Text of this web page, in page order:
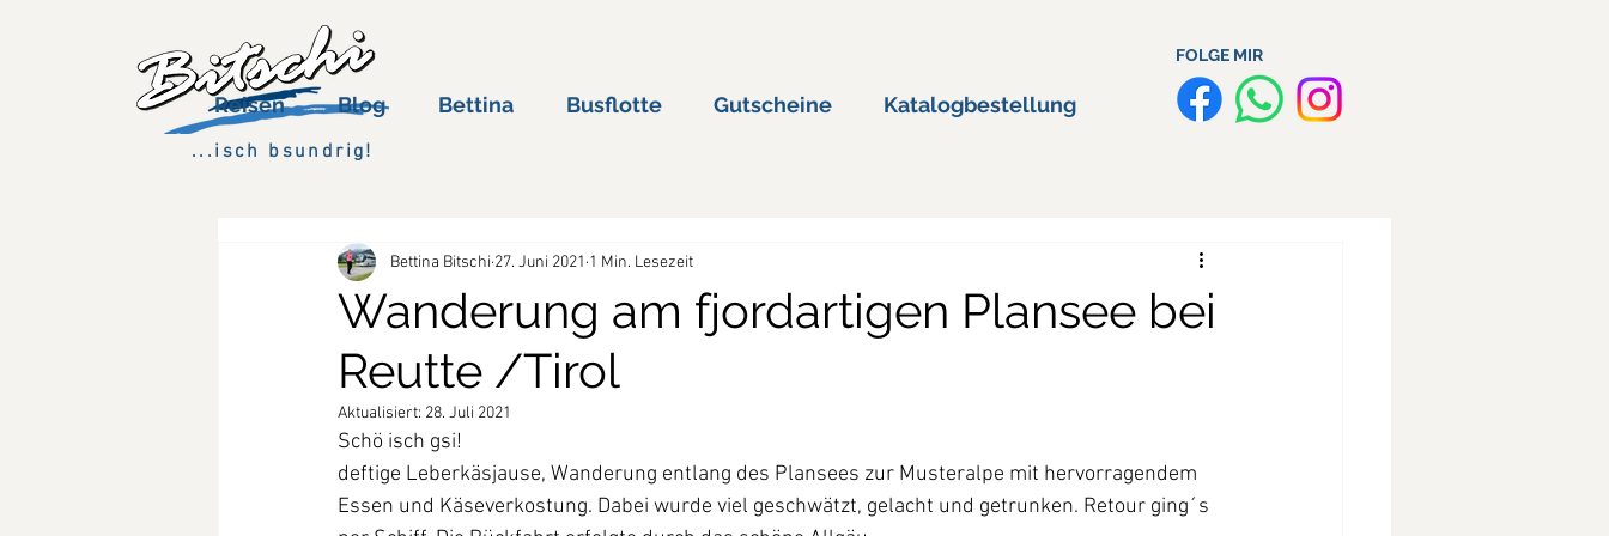
...isch bsundrig!
FOLGE MIR
Reisen Blog Bettina Busflotte Gutscheine Katalogbestellung
Wanderung am fjordartigen Plansee bei
Reutte /Tirol
Bettina Bitschi 27. Juni 2021 1 Min. Lesezeit
Aktualisiert: 28. Juli 2021
Schö isch gsi!
deftige Leberkäsjause, Wanderung entlang des Plansees zur Musteralpe mit hervorragendem
Essen und Käseverkostung. Dabei wurde viel geschwätzt, gelacht und getrunken. Retour ging´s